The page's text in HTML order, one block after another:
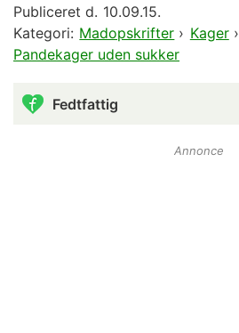
Publiceret d. 10.09.15.
Kategori: Madopskrifter › Kager›
Pandekager uden sukker
Fedtfattig
Annonce